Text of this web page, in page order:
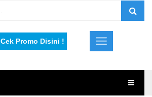
Cek Promo Disini !